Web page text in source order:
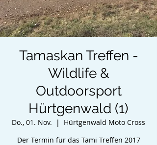
Tamaskan Treffen -
Wildlife &
Outdoorsport
Hürtgenwald (1)
Do., 01. Nov.
  |
Hürtgenwald Moto Cross
Der Termin für das Tami Treffen 2017